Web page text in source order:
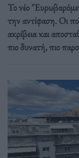
Το νέο
την αντίφαση. Oι
ακρίβεια και
πιο δυνατή, πιο